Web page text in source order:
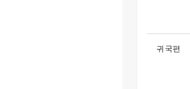
귀국편